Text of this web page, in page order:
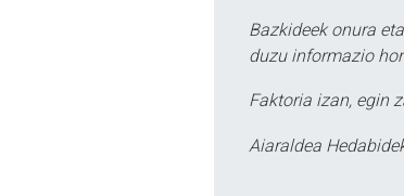
Bazkideek onura
duzu informazio
Faktoria izan, egin
Aiaraldea